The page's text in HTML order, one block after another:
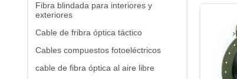
Fibra blindada para interiores y
exteriores
Cable de fribra óptica táctico
Cables compuestos fotoeléctricos
cable de fibra óptica al aire libre